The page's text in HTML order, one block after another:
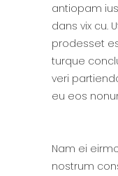
antiopam
dans vix cu.
prodesset
turque
veri
eu eos
Nam ei
nostrum